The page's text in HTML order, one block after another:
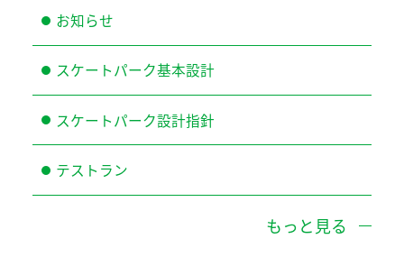
お知らせ
スケートパーク基本設計
スケートパーク設計指針
テストラン
もっと見る